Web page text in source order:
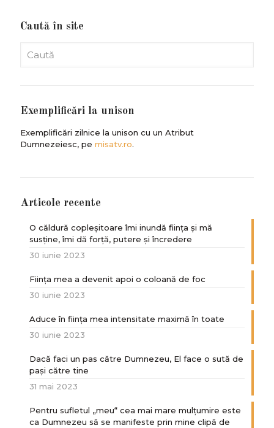
Caută în site
Exemplificări la unison
Exemplificări zilnice la unison cu un Atribut
Dumnezeiesc, pe misatv.ro.
Articole recente
O căldură copleșitoare îmi inundă ființa și mă
susține, îmi dă forță, putere și încredere
30 iunie 2023
Ființa mea a devenit apoi o coloană de foc
30 iunie 2023
Aduce în ființa mea intensitate maximă în toate
30 iunie 2023
Dacă faci un pas către Dumnezeu, El face o sută de
paşi către tine
31 mai 2023
Pentru sufletul „meu“ cea mai mare mulțumire este
ca Dumnezeu să se manifeste prin mine clipă de